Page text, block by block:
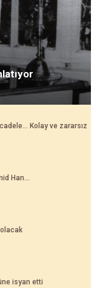
Kolay ve zararsız
Han...
isyan etti